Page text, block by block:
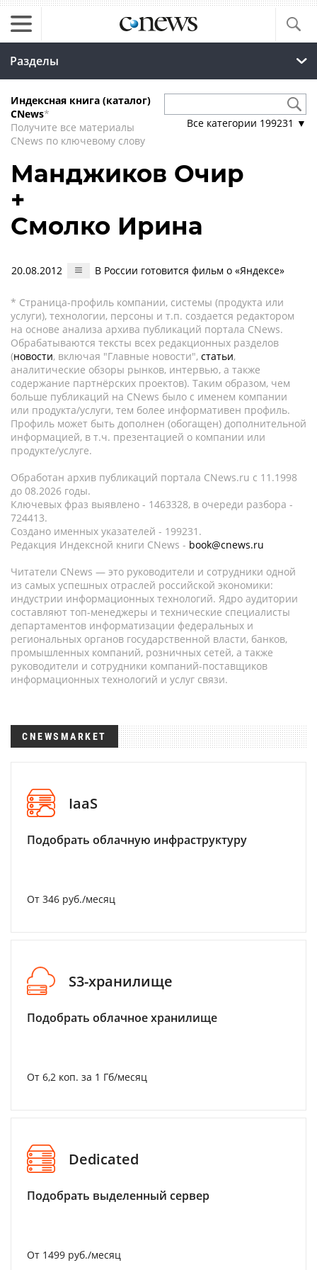
Разделы
Индексная книга (каталог)
CNews*
Получите все материалы
CNews по ключевому слову
Все категории 199231 ▼
Манджиков Очир
+
Смолко Ирина
20.08.2012 В России готовится фильм о «Яндексе»
* Страница-профиль компании, системы (продукта или
услуги), технологии, персоны и т.п. создается редактором
на основе анализа архива публикаций портала CNews.
Обрабатываются тексты всех редакционных разделов
(новости, включая "Главные новости", статьи,
аналитические обзоры рынков, интервью, а также
содержание партнёрских проектов). Таким образом, чем
больше публикаций на CNews было с именем компании
или продукта/услуги, тем более информативен профиль.
Профиль может быть дополнен (обогащен) дополнительной
информацией, в т.ч. презентацией о компании или
продукте/услуге.
Обработан архив публикаций портала CNews.ru c 11.1998
до 08.2026 годы.
Ключевых фраз выявлено - 1463328, в очереди разбора -
724413.
Создано именных указателей - 199231.
Редакция Индексной книги CNews - book@cnews.ru
Читатели CNews — это руководители и сотрудники одной
из самых успешных отраслей российской экономики:
индустрии информационных технологий. Ядро аудитории
составляют топ-менеджеры и технические специалисты
департаментов информатизации федеральных и
региональных органов государственной власти, банков,
промышленных компаний, розничных сетей, а также
руководители и сотрудники компаний-поставщиков
информационных технологий и услуг связи.
CNEWSMARKET
IaaS
Подобрать облачную инфраструктуру
От 346 руб./месяц
S3-хранилище
Подобрать облачное хранилище
От 6,2 коп. за 1 Гб/месяц
Dedicated
Подобрать выделенный сервер
От 1499 руб./месяц